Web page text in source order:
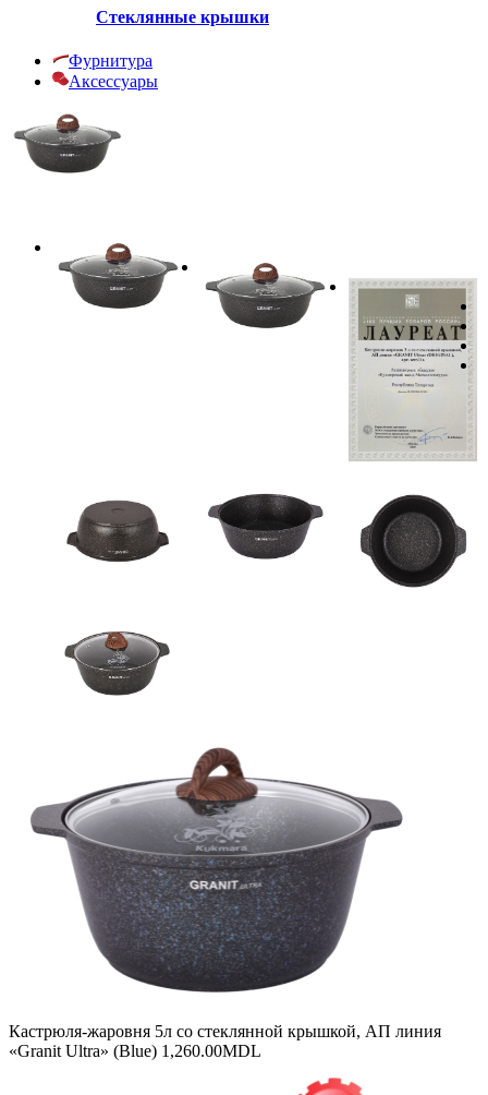
Стеклянные крышки
Фурнитура
Аксессуары
Кастрюля-жаровня 5л со стеклянной крышкой, АП линия
«Granit Ultra» (Blue) 1,260.00MDL